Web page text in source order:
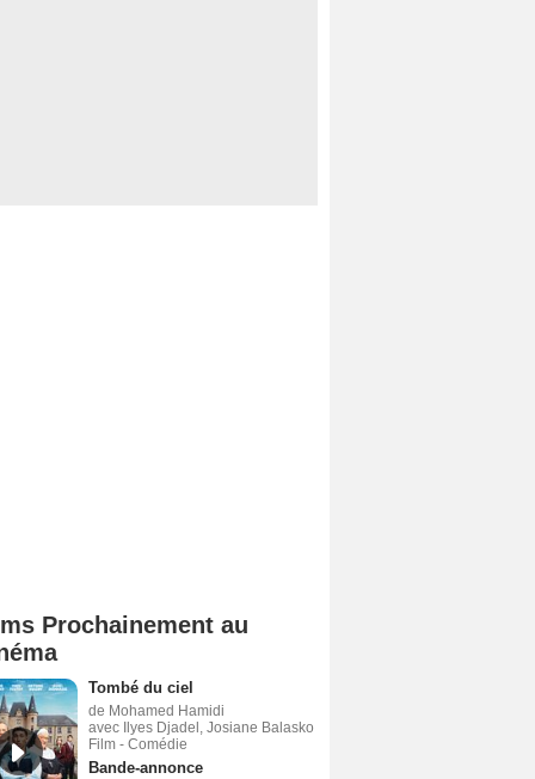
Prochainement au
Tombé du ciel
de Mohamed Hamidi
avec Ilyes Djadel, Josiane Balasko
Film - Comédie
Bande-annonce